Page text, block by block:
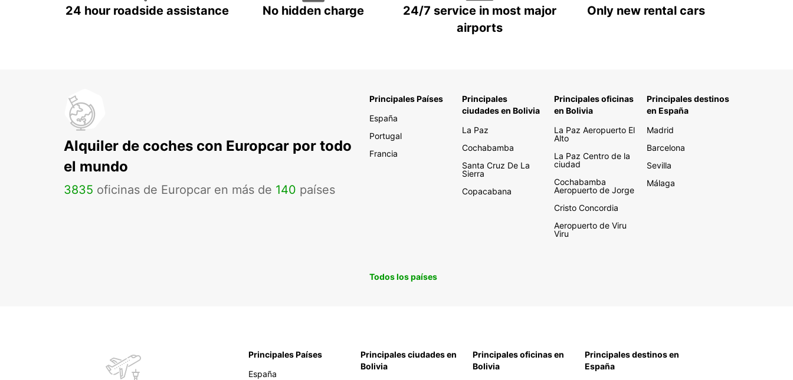
24 hour roadside assistance No hidden charge
24/7 service in most major
airports
Only new rental cars
Alquiler de coches con Europcar por todo
el mundo
3835 oficinas de Europcar en más de 140 países
Principales Países
España
Portugal
Francia
Principales
ciudades en Bolivia
La Paz
Cochabamba
Santa Cruz De La
Sierra
Copacabana
Principales oficinas
en Bolivia
La Paz Aeropuerto El
Alto
La Paz Centro de la
ciudad
Cochabamba
Aeropuerto de Jorge
Cristo Concordia
Aeropuerto de Viru
Viru
Principales destinos
en España
Madrid
Barcelona
Sevilla
Málaga
Todos los países
Principales Países
España
Principales ciudades en
Bolivia
Principales oficinas en
Bolivia
Principales destinos en
España